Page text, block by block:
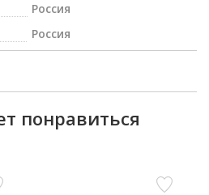
Россия
Россия
понравиться